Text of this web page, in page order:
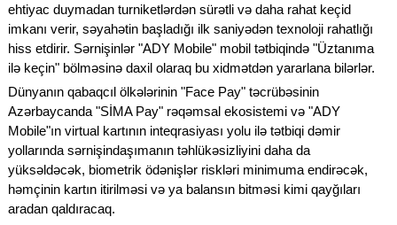
ehtiyac duymadan turniketlərdən sürətli və daha rahat keçid
imkanı verir, səyahətin başladığı ilk saniyədən texnoloji rahatlığı
hiss etdirir. Sərnişinlər "ADY Mobile" mobil tətbiqində "Üztanıma
ilə keçin" bölməsinə daxil olaraq bu xidmətdən yararlana bilərlər.
Dünyanın qabaqcıl ölkələrinin "Face Pay" təcrübəsinin
Azərbaycanda "SİMA Pay" rəqəmsal ekosistemi və "ADY
Mobile"ın virtual kartının inteqrasiyası yolu ilə tətbiqi dəmir
yollarında sərnişindaşımanın təhlükəsizliyini daha da
yüksəldəcək, biometrik ödənişlər riskləri minimuma endirəcək,
həmçinin kartın itirilməsi və ya balansın bitməsi kimi qayğıları
aradan qaldıracaq.